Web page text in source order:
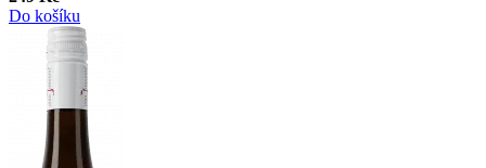
Do košíku